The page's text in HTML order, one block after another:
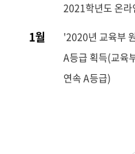
2021학년도 온라
1월
'2020년 교육부
A등급 획득(교육
연속 A등급)